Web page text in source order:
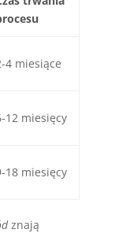
4 miesiące
12 miesięcy
18 miesięcy
znają